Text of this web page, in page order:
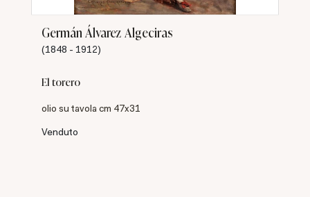
Germán Álvarez Algeciras
(1848 - 1912)
El torero
olio su tavola cm 47x31
Venduto